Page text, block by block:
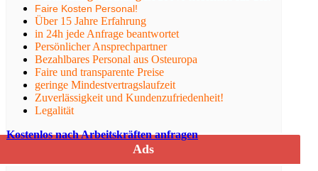
Faire Kosten Personal!
Über 15 Jahre Erfahrung
in 24h jede Anfrage beantwortet
Persönlicher Ansprechpartner
Bezahlbares Personal aus Osteuropa
Faire und transparente Preise
geringe Mindestvertragslaufzeit
Zuverlässigkeit und Kundenzufriedenheit!
Legalität
Kostenlos nach Arbeitskräften anfragen
Ads